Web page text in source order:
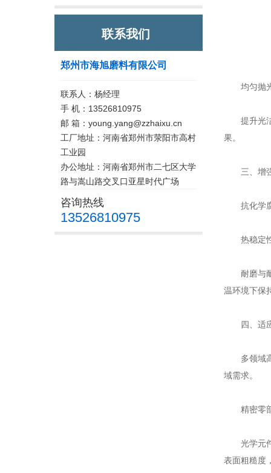
联系我们
郑州市海旭磨料有限公司
联系人：杨经理
手 机：13526810975
邮 箱：young.yang@zzhaixu.cn
工厂地址：河南省郑州市荥阳市高村
工业园
办公地址：河南省郑州市二七区大学
路与嵩山路交叉口亚星时代广场
咨询热线
13526810975
均匀抛光
提升光洁
果。
三、增强
抗化学腐
热稳定性
耐磨与耐
温环境下保
四、适应
多领域高
域需求。
精密零部
光学元件
表面粗糙度